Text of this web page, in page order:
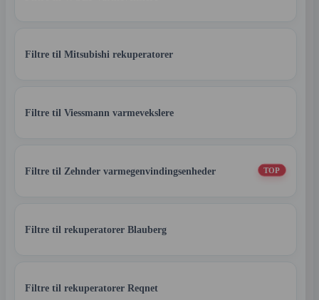
Filtre til Mitsubishi rekuperatorer
Filtre til Viessmann varmevekslere
Filtre til Zehnder varmegenvindingsenheder TOP
Filtre til rekuperatorer Blauberg
Filtre til rekuperatorer Reqnet